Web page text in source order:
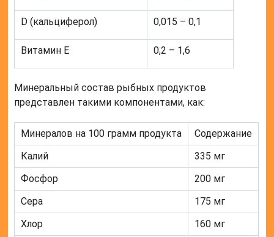
D (кальциферол) 0,015 – 0,1
Витамин Е 0,2 – 1,6
Минеральный состав рыбных продуктов
представлен такими компонентами, как:
Минералов на 100 грамм продукта
Содержание
Калий
335 мг
Фосфор
200 мг
Сера
175 мг
Хлор
160 мг